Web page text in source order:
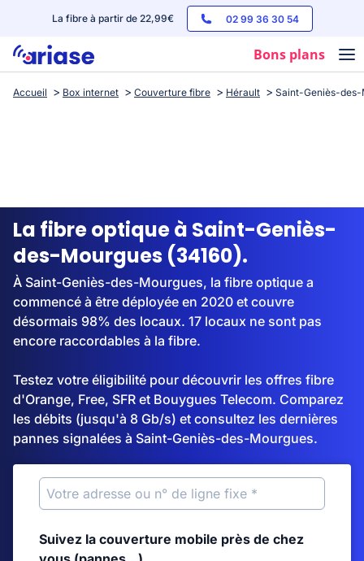
La fibre à partir de 22,99€ 02 99 36 30 54
Bons plans
Box internet
Streaming
Accueil Box internet Couverture fibre Hérault Saint-Geniès-des-
La fibre optique à Saint-Geniès-
des-Mourgues (34160).
À Saint-Geniès-des-Mourgues, la fibre optique a
commencé à être déployée en 2020 et couvre
désormais 98% des locaux. 17 locaux ne sont pas
encore raccordables à la fibre.
Testez votre éligibilité pour découvrir les offres fibre
d'Orange, Free, SFR et Bouygues Telecom. Comparez
les débits (jusqu'à 8 Gb/s) et consultez les dernières
pannes signalées à Saint-Geniès-des-Mourgues.
Suivez la couverture mobile près de chez